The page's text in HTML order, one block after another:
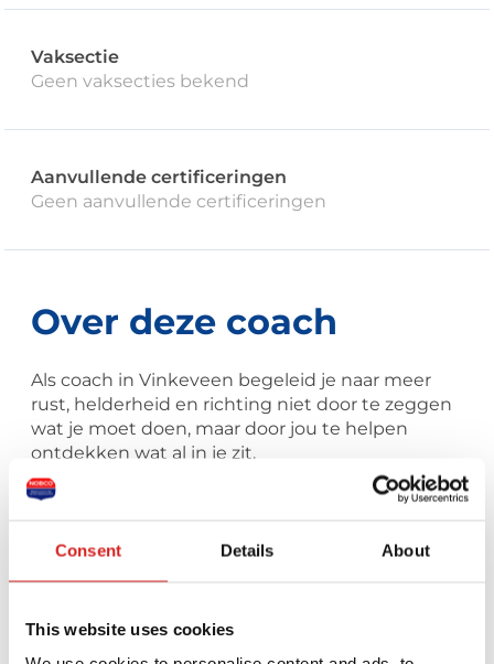
Consent Details About
This website uses cookies
Vaksectie
Geen vaksecties bekend
Aanvullende certificeringen
Geen aanvullende certificeringen
Over deze coach
Als coach in Vinkeveen begeleid je naar meer
rust, helderheid en richting niet door te zeggen
wat je moet doen, maar door jou te helpen
ontdekken wat al in je zit.